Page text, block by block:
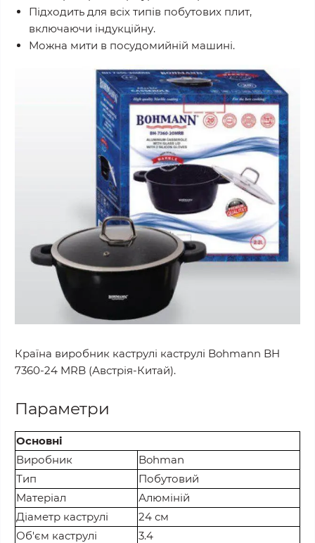
Підходить для всіх типів побутових плит,
включаючи індукційну.
Можна мити в посудомийній машині.
Країна виробник каструлі каструлі Bohmann BH
7360-24 MRB (Австрія-Китай).
Параметри
Основні
Виробник
Bohman
Тип
Побутовий
Матеріал
Алюміній
Діаметр каструлі
24 см
Об'єм каструлі
3.4